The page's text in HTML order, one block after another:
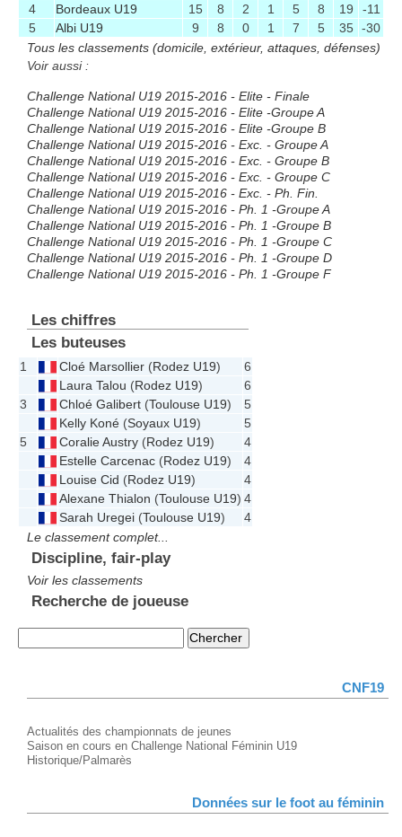
4
Bordeaux U19 15 8 2 1 5 8 19
-11
5
Albi U19 9 8 0 1 7 5 35 -30
Tous les classements (domicile, extérieur, attaques, défenses)
Voir aussi :
Challenge National U19 2015-2016 - Elite - Finale
Challenge National U19 2015-2016 - Elite -Groupe A
Challenge National U19 2015-2016 - Elite -Groupe B
Challenge National U19 2015-2016 - Exc. - Groupe A
Challenge National U19 2015-2016 - Exc. - Groupe B
Challenge National U19 2015-2016 - Exc. - Groupe C
Challenge National U19 2015-2016 - Exc. - Ph. Fin.
Challenge National U19 2015-2016 - Ph. 1 -Groupe A
Challenge National U19 2015-2016 - Ph. 1 -Groupe B
Challenge National U19 2015-2016 - Ph. 1 -Groupe C
Challenge National U19 2015-2016 - Ph. 1 -Groupe D
Challenge National U19 2015-2016 - Ph. 1 -Groupe F
Les chiffres
Les buteuses
1 Cloé Marsollier (Rodez U19)
6
Laura Talou (Rodez U19)
6
3
Chloé Galibert (Toulouse U19)
5
Kelly Koné (Soyaux U19)
5
5
Coralie Austry (Rodez U19)
4
Estelle Carcenac (Rodez U19)
4
Louise Cid (Rodez U19)
4
Alexane Thialon (Toulouse U19) 4
Sarah Uregei (Toulouse U19)
4
Le classement complet...
Discipline, fair-play
Voir les classements
Recherche de joueuse
CNF19
Actualités des championnats de jeunes
Saison en cours en Challenge National Féminin U19
Historique/Palmarès
Données sur le foot au féminin